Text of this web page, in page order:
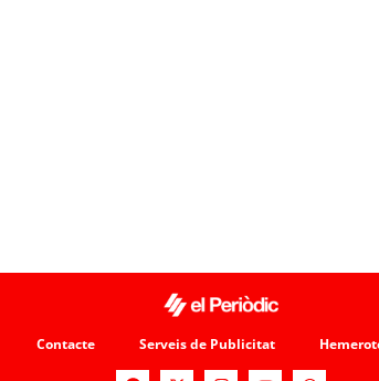
Contacte Serveis de Publicitat